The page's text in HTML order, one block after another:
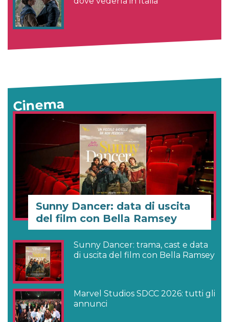
Cinema
Sunny Dancer: data di uscita
del film con Bella Ramsey
Sunny Dancer: trama, cast e data
di uscita del film con Bella Ramsey
Marvel Studios SDCC 2026: tutti gli
annunci